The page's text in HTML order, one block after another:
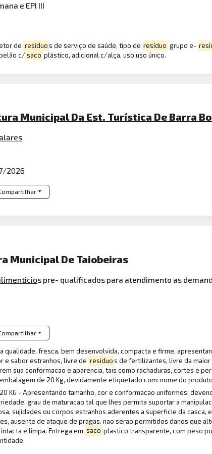
e EPI III
de resíduos de serviço de saúde, tipo de resíduo grupo e-
c/saco plástico, adicional c/alça, uso uso único.
Municipal Da Est. Turística De Barra
2026
Municipal De Taiobeiras
s pre- qualificados para atendimento as
qualidade, fresca, bem desenvolvida, compacta e firme,
e sabor estranhos, livre de residuos de fertilizantes, livre da
sua conformacao e aparencia, tais como rachaduras, cortes e
de 20 Kg, devidamente etiquetado com: nome do
20 KG - Apresentando tamanho, cor e conformacao uniformes,
grau de maturacao tal que lhes permita suportar a
sujidades ou corpos estranhos aderentes a superficie da casca,
ausente de ataque de pragas. nao serao permitidos danos que
e limpa. Entrega em saco plastico transparente, com peso